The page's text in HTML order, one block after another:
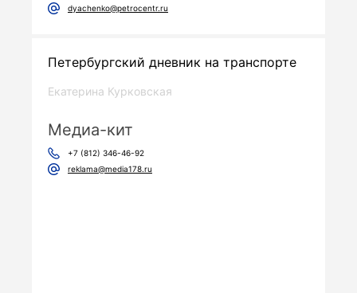
dyachenko@petrocentr.ru
Петербургский дневник на транспорте
Екатерина Курковская
Медиа-кит
+7 (812) 346-46-92
reklama@media178.ru